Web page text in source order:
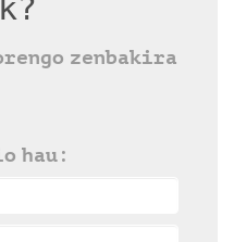
zenbakira
hau: